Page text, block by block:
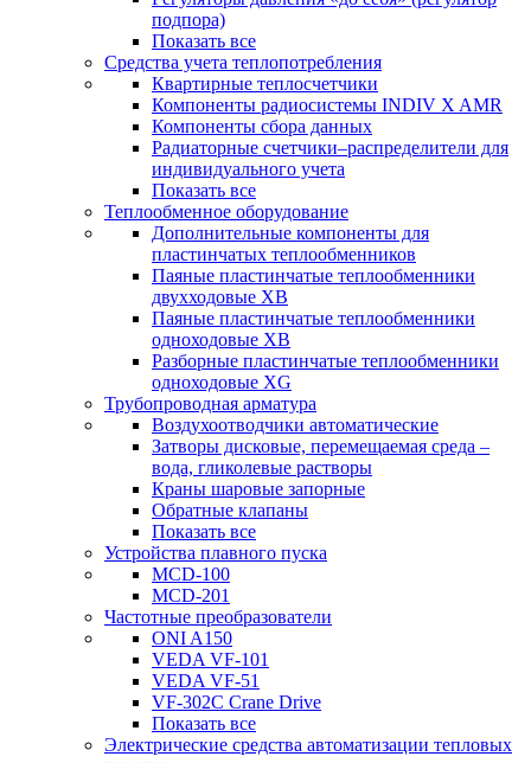
подпора)
Показать все
Средства учета теплопотребления
Квартирные теплосчетчики
Компоненты радиосистемы INDIV X AMR
Компоненты сбора данных
Радиаторные счетчики–распределители для
индивидуального учета
Показать все
Теплообменное оборудование
Дополнительные компоненты для
пластинчатых теплообменников
Паяные пластинчатые теплообменники
двухходовые XB
Паяные пластинчатые теплообменники
одноходовые ХВ
Разборные пластинчатые теплообменники
одноходовые ХG
Трубопроводная арматура
Воздухоотводчики автоматические
Затворы дисковые, перемещаемая среда –
вода, гликолевые растворы
Краны шаровые запорные
Обратные клапаны
Показать все
Устройства плавного пуска
MCD-100
MCD-201
Частотные преобразователи
ONI A150
VEDA VF-101
VEDA VF-51
VF-302C Crane Drive
Показать все
Электрические средства автоматизации тепловых